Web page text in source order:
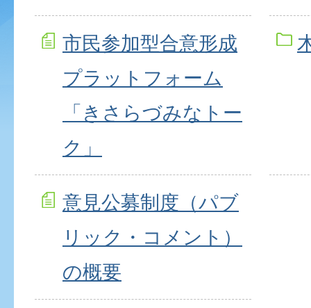
市民参加型合意形成
プラットフォーム
「きさらづみなトー
ク」
意見公募制度（パブ
リック・コメント）
の概要